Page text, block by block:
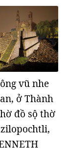
vũ nhe
ở Thành
đồ sộ thờ